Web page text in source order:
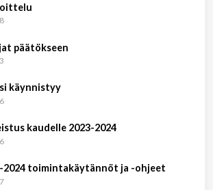
päätökseen
käynnistyy
kaudelle 2023-2024
2024 toimintakäytännöt ja -ohjeet